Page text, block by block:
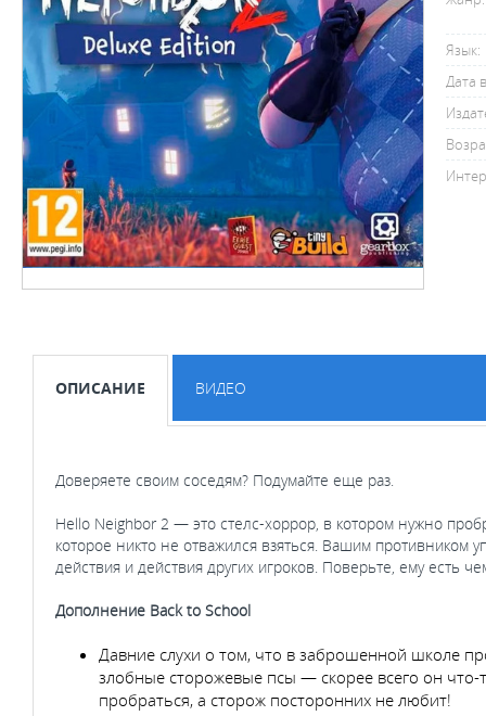
Язык:
Дата
ОПИСАНИЕ ВИДЕО
Доверяете своим соседям? Подумайте еще раз.
Hello Neighbor 2 — это стелс-хоррор, в котором нужно
которое никто не отважился взяться. Вашим противником
действия и действия других игроков. Поверьте, ему есть
Дополнение Back to School
Давние слухи о том, что в заброшенной школе
злобные сторожевые псы — скорее всего он что-
пробраться, а сторож посторонних не любит!